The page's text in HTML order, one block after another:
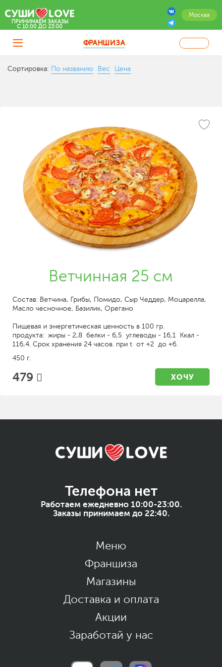
Москва
ПРИНИМАЕМ ЗАКАЗЫ
C 10:00 ДО 23:00
ФРАНШИЗА
Сортировка: По названию Вес Цена
Ветчинная 25 см
Состав: Ветчина, Грибы, Помидо, Сыр Чеддер, Моцарелла,
Масло чесночное, Базилик, Орегано
Пищевая и энергетическая ценность в 100 гр.
продукта: жиры - 2,8 белки - 6,5 углеводы - 16,1 Ккал -
116,4. Срок хранения 24 часов. при t от +2 до +6.
450 г.
479 ХОЧУ
Телефона нет
Работаем ежедневно 10:00-23:00.
Заказы принимаем до 22:40.
Меню
Франшиза
Магазины
Доставка и оплата
Акции
Заработай у нас